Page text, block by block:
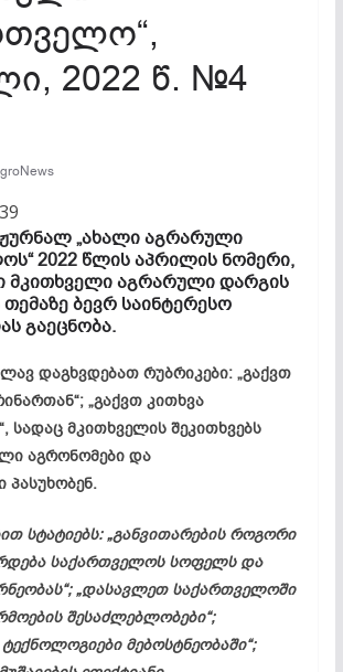
2022 წ. №4
„ახალი აგრარული
2022 წლის აპრილის ნომერი,
მკითხველი აგრარული დარგის
თემაზე ბევრ საინტერესო
გაეცნობა.
დაგხვდებათ რუბრიკები: „გაქვთ
„გაქვთ კითხვა
სადაც მკითხველის შეკითხვებს
აგრონომები და
პასუხობენ.
სტატიებს: „განვითარების როგორი
საქართველოს სოფელს და
„დასავლეთ საქართველოში
შესაძლებლობები“;
ტექნოლოგიები მებოსტნეობაში“;